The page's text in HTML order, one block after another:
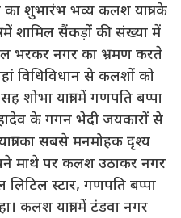
शुभारंभ भव्य कलश यात्रा के
में शामिल सैंकड़ों की संख्या में
भरकर नगर का भ्रमण करते
विधिविधान से कलशों को
शोभा यात्रा में गणपति बप्पा
के गगन भेदी जयकारों से
का सबसे मनमोहक दृश्य
माथे पर कलश उठाकर नगर
स्टार, गणपति बप्पा
कलश यात्रा में टंडवा नगर